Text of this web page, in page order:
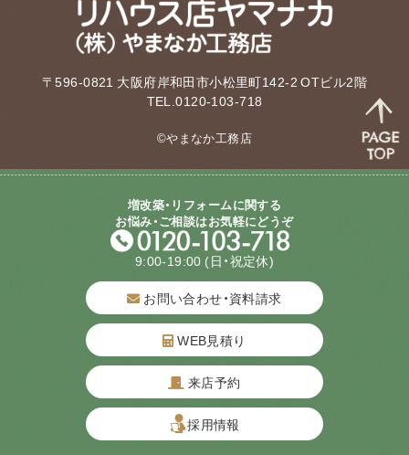
〒596-0821 大阪府岸和田市小松里町142-2 OTビル2階
TEL.0120-103-718
©やまなか工務店
増改築・リフォームに関する
お悩み・ご相談はお気軽にどうぞ
9:00-19:00 (日・祝定休)
お問い合わせ・資料請求
WEB見積り
来店予約
採用情報